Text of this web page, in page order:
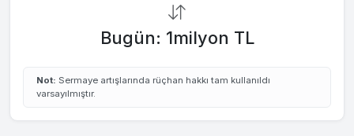
Bugün: 1milyon TL
Not: Sermaye artışlarında rüçhan hakkı tam kullanıldı
varsayılmıştır.